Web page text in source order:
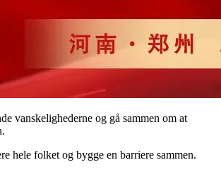
vanskelighederne og gå sammen om at
hele folket og bygge en barriere sammen.